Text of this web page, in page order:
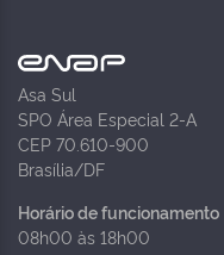
Asa Sul
SPO Área Especial 2-A
CEP 70.610-900
Brasília/DF
Horário de funcionamento
08h00 às 18h00